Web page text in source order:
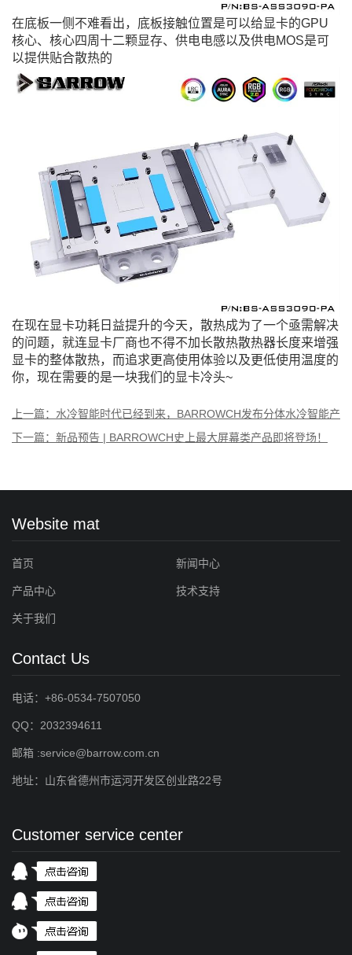
在底板一侧不难看出，底板接触位置是可以给显卡的GPU
核心、核心四周十二颗显存、供电电感以及供电MOS是可
以提供贴合散热的
在现在显卡功耗日益提升的今天，散热成为了一个亟需解决
的问题，就连显卡厂商也不得不加长散热散热器长度来增强
显卡的整体散热，而追求更高使用体验以及更低使用温度的
你，现在需要的是一块我们的显卡冷头~
上一篇：水冷智能时代已经到来，BARROWCH发布分体水冷智能产
下一篇：新品预告 | BARROWCH史上最大屏幕类产品即将登场！
Website mat
首页 新闻中心
产品中心 技术支持
关于我们
Contact Us
电话：+86-0534-7507050
QQ：2032394611
邮箱 :service@barrow.com.cn
地址：山东省德州市运河开发区创业路22号
Customer service center